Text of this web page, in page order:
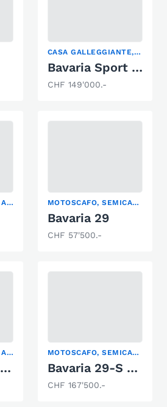
CASA GALLEGGIANTE, MOTOSCAFO, YACHT A MOTORE
Bavaria Sport 38
CHF 149'000.-
MOTOSCAFO, YACHT A MOTORE MOTOSCAFO, SEMICABINATO, YACHT A MOTORE
Bavaria 29
CHF 57'500.-
MOTOSCAFO, YACHT A MOTORE
Bavaria 30 Sport
MOTOSCAFO, SEMICABINATO, YACHT A MOTORE
Bavaria 29-S Open
CHF 167'500.-